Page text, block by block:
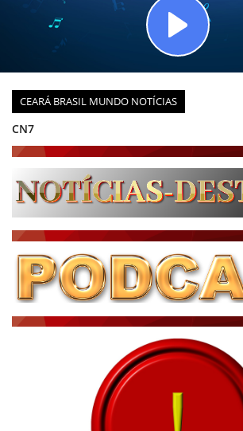
CEARÁ BRASIL MUNDO NOTÍCIAS
CN7
JORNAL DO BRASIL
CNN BRASIL
CBN GLOBO
ACONTECEU...VIROU MANCHETE!
BLOGS & COLUNAS
DIÁRIO DO NORDESTE - ÚLTIMA HORA
PODCAST - PONTO DE VISTA
NOTÍCIAS DESTAQUE DO DIA
BRASIL NOTÍCIAS